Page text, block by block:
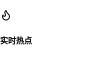
实时热点